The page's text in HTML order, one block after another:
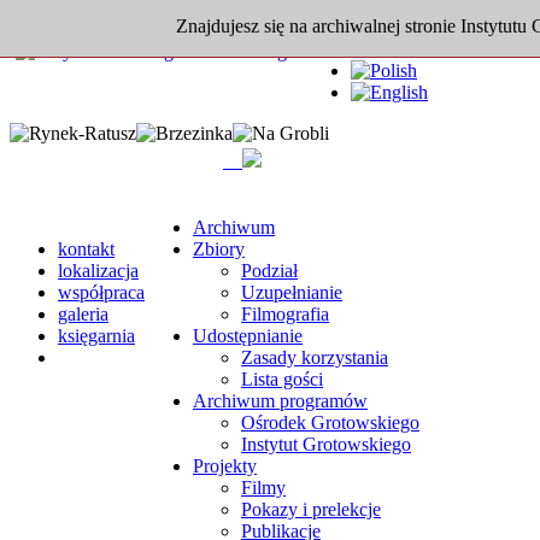
Znajdujesz się na archiwalnej stronie Instytutu
kontakt
lokalizacja
współpraca
galeria
księgarnia
Archiwum
Zbiory
Podział
Uzupełnianie
Filmografia
Udostępnianie
Zasady korzystania
Lista gości
Archiwum programów
Ośrodek Grotowskiego
Instytut Grotowskiego
Projekty
Filmy
Pokazy i prelekcje
Publikacje